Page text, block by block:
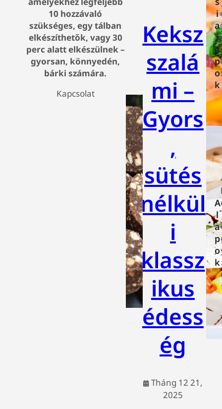
10 hozzávaló
szükséges, egy tálban
elkészíthetők, vagy 30
perc alatt elkészülnek –
gyorsan, könnyedén,
bárki számára.
Kapcsolat
Keksz
szalá
mi –
Gyors
,
sütés
nélkül
i
klassz
ikus
édess
ég
Tháng 12 21,
2025
i
a
l
a
p
o
k
A
l
a
p
o
k